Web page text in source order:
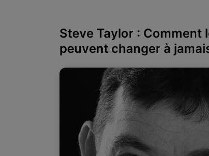
Steve Taylor :
peuvent changer à